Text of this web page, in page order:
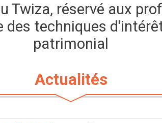
Twiza, réservé aux
des techniques
patrimonial
Actualités